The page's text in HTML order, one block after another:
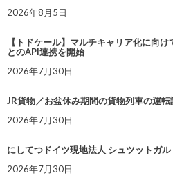
2026年8月5日
【トドケール】マルチキャリア化に向
とのAPI連携を開始
2026年7月30日
JR貨物／お盆休み期間の貨物列車の運転
2026年7月30日
にしてつドイツ現地法人 シュツットガ
2026年7月30日